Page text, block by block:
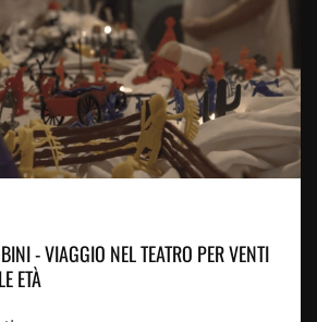
- VIAGGIO NEL TEATRO PER VENTI
ETÀ